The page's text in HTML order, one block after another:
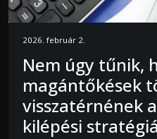
2026. február 2.
Nem úgy tűnik,
magántőkések
visszatérnének
kilépési